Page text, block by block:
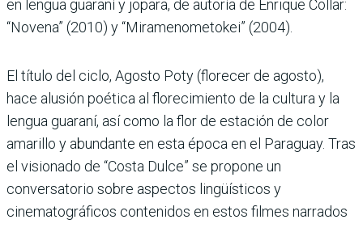
en lengua guaraní y jopara, de autoría de Enrique Collar:
“Novena” (2010) y “Miramenometokei” (2004).
El título del ciclo, Agosto Poty (florecer de agosto),
hace alusión poética al florecimiento de la cultura y la
lengua guaraní, así como la flor de estación de color
amarillo y abundante en esta época en el Paraguay. Tras
el visionado de “Costa Dulce” se propone un
conversatorio sobre aspectos lingüísticos y
cinematográficos contenidos en estos filmes narrados